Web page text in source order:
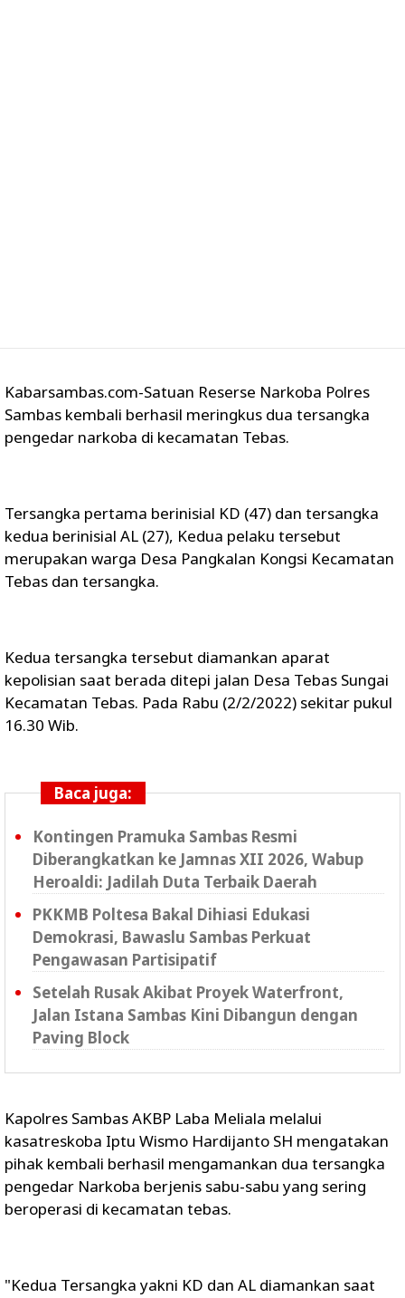
Kabarsambas.com-Satuan Reserse Narkoba Polres
Sambas kembali berhasil meringkus dua tersangka
pengedar narkoba di kecamatan Tebas.
Tersangka pertama berinisial KD (47) dan tersangka
kedua berinisial AL (27), Kedua pelaku tersebut
merupakan warga Desa Pangkalan Kongsi Kecamatan
Tebas dan tersangka.
Kedua tersangka tersebut diamankan aparat
kepolisian saat berada ditepi jalan Desa Tebas Sungai
Kecamatan Tebas. Pada Rabu (2/2/2022) sekitar pukul
16.30 Wib.
Baca juga:
Kontingen Pramuka Sambas Resmi
Diberangkatkan ke Jamnas XII 2026, Wabup
Heroaldi: Jadilah Duta Terbaik Daerah
PKKMB Poltesa Bakal Dihiasi Edukasi
Demokrasi, Bawaslu Sambas Perkuat
Pengawasan Partisipatif
Setelah Rusak Akibat Proyek Waterfront,
Jalan Istana Sambas Kini Dibangun dengan
Paving Block
Kapolres Sambas AKBP Laba Meliala melalui
kasatreskoba Iptu Wismo Hardijanto SH mengatakan
pihak kembali berhasil mengamankan dua tersangka
pengedar Narkoba berjenis sabu-sabu yang sering
beroperasi di kecamatan tebas.
"Kedua Tersangka yakni KD dan AL diamankan saat